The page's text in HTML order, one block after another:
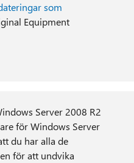
som
Equipment
Server 2008 R2
för Windows Server
du har alla de
för att undvika